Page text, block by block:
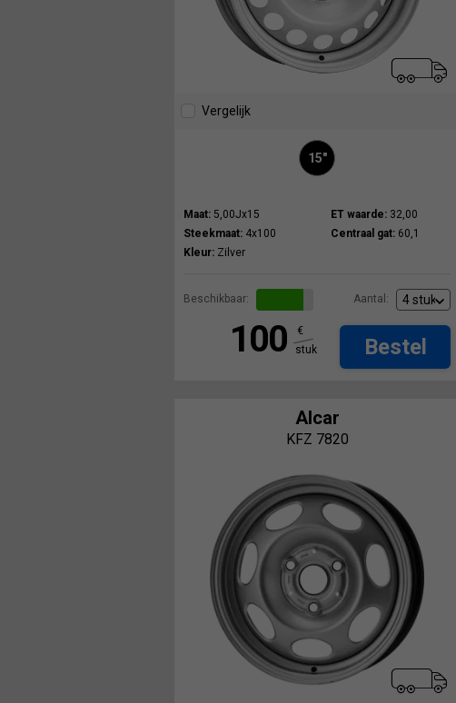
Vergelijk
15"
Maat: 5,00Jx15 ET waarde: 32,00
Steekmaat: 4x100 Centraal gat: 60,1
Kleur: Zilver
Beschikbaar: Aantal:
100
€
stuk
Bestel
Alcar
KFZ 7820